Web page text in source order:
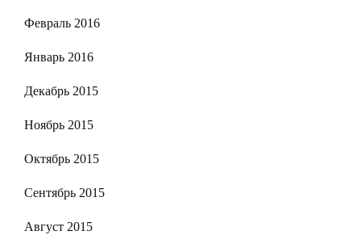
Февраль 2016
Январь 2016
Декабрь 2015
Ноябрь 2015
Октябрь 2015
Сентябрь 2015
Август 2015